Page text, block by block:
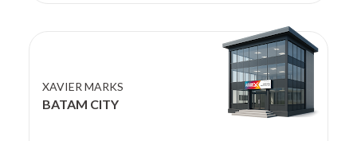
XAVIER MARKS
BATAM CITY